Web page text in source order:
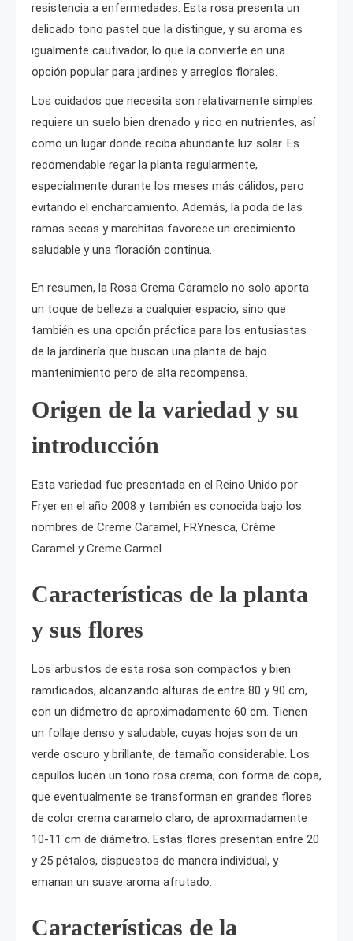
resistencia a enfermedades. Esta rosa presenta un
delicado tono pastel que la distingue, y su aroma es
igualmente cautivador, lo que la convierte en una
opción popular para jardines y arreglos florales.
Los cuidados que necesita son relativamente simples:
requiere un suelo bien drenado y rico en nutrientes, así
como un lugar donde reciba abundante luz solar. Es
recomendable regar la planta regularmente,
especialmente durante los meses más cálidos, pero
evitando el encharcamiento. Además, la poda de las
ramas secas y marchitas favorece un crecimiento
saludable y una floración continua.
En resumen, la Rosa Crema Caramelo no solo aporta
un toque de belleza a cualquier espacio, sino que
también es una opción práctica para los entusiastas
de la jardinería que buscan una planta de bajo
mantenimiento pero de alta recompensa.
Origen de la variedad y su
introducción
Esta variedad fue presentada en el Reino Unido por
Fryer en el año 2008 y también es conocida bajo los
nombres de Creme Caramel, FRYnesca, Crème
Caramel y Creme Carmel.
Características de la planta
y sus flores
Los arbustos de esta rosa son compactos y bien
ramificados, alcanzando alturas de entre 80 y 90 cm,
con un diámetro de aproximadamente 60 cm. Tienen
un follaje denso y saludable, cuyas hojas son de un
verde oscuro y brillante, de tamaño considerable. Los
capullos lucen un tono rosa crema, con forma de copa,
que eventualmente se transforman en grandes flores
de color crema caramelo claro, de aproximadamente
10-11 cm de diámetro. Estas flores presentan entre 20
y 25 pétalos, dispuestos de manera individual, y
emanan un suave aroma afrutado.
Características de la